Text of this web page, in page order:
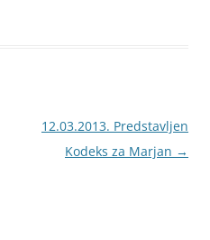
12.03.2013. Predstavljen
Kodeks za Marjan →